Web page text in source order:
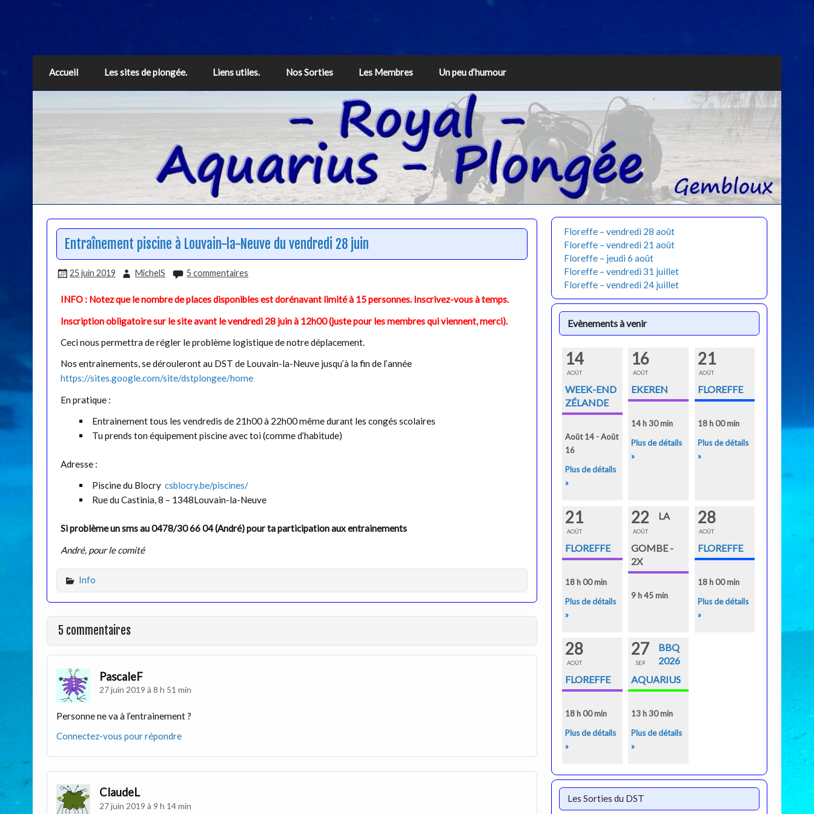
Aquarius
Accueil Les sites de plongée. Liens utiles. Nos Sorties Les Membres Un peu d’humour
Entraînement piscine à Louvain-la-Neuve du vendredi 28 juin
25 juin 2019 MichelS 5 commentaires
INFO : Notez que le nombre de places disponibles est dorénavant limité à 15 personnes. Inscrivez-vous à temps.
Inscription obligatoire sur le site avant le vendredi 28 juin à 12h00 (juste pour les membres qui viennent, merci).
Ceci nous permettra de régler le problème logistique de notre déplacement.
Nos entrainements, se dérouleront au DST de Louvain-la-Neuve jusqu’à la fin de l’année
https://sites.google.com/site/dstplongee/home
En pratique :
Entrainement tous les vendredis de 21h00 à 22h00 même durant les congés scolaires
Tu prends ton équipement piscine avec toi (comme d’habitude)
Adresse :
Piscine du Blocry csblocry.be/piscines/
Rue du Castinia, 8 – 1348Louvain-la-Neuve
Si problème un sms au 0478/30 66 04 (André) pour ta participation aux entrainements
André, pour le comité
Info
5 commentaires
PascaleF
27 juin 2019 à 8 h 51 min
Personne ne va à l’entrainement ?
Connectez-vous pour répondre
ClaudeL
27 juin 2019 à 9 h 14 min
Floreffe – vendredi 28 août
Floreffe – vendredi 21 août
Floreffe – jeudi 6 août
Floreffe – vendredi 31 juillet
Floreffe – vendredi 24 juillet
Evènements à venir
14
AOÛT
WEEK-END
ZÉLANDE
Août 14 - Août
16
Plus de détails
»
16
AOÛT
EKEREN
14 h 30 min
Plus de détails
»
21
AOÛT
FLOREFFE
18 h 00 min
Plus de détails
»
21
AOÛT
FLOREFFE
18 h 00 min
Plus de détails
»
22
AOÛT
LA
GOMBE -
2X
9 h 45 min
28
AOÛT
FLOREFFE
18 h 00 min
Plus de détails
»
28
AOÛT
FLOREFFE
18 h 00 min
Plus de détails
»
27
SEP
BBQ
2026
AQUARIUS
13 h 30 min
Plus de détails
»
Les Sorties du DST